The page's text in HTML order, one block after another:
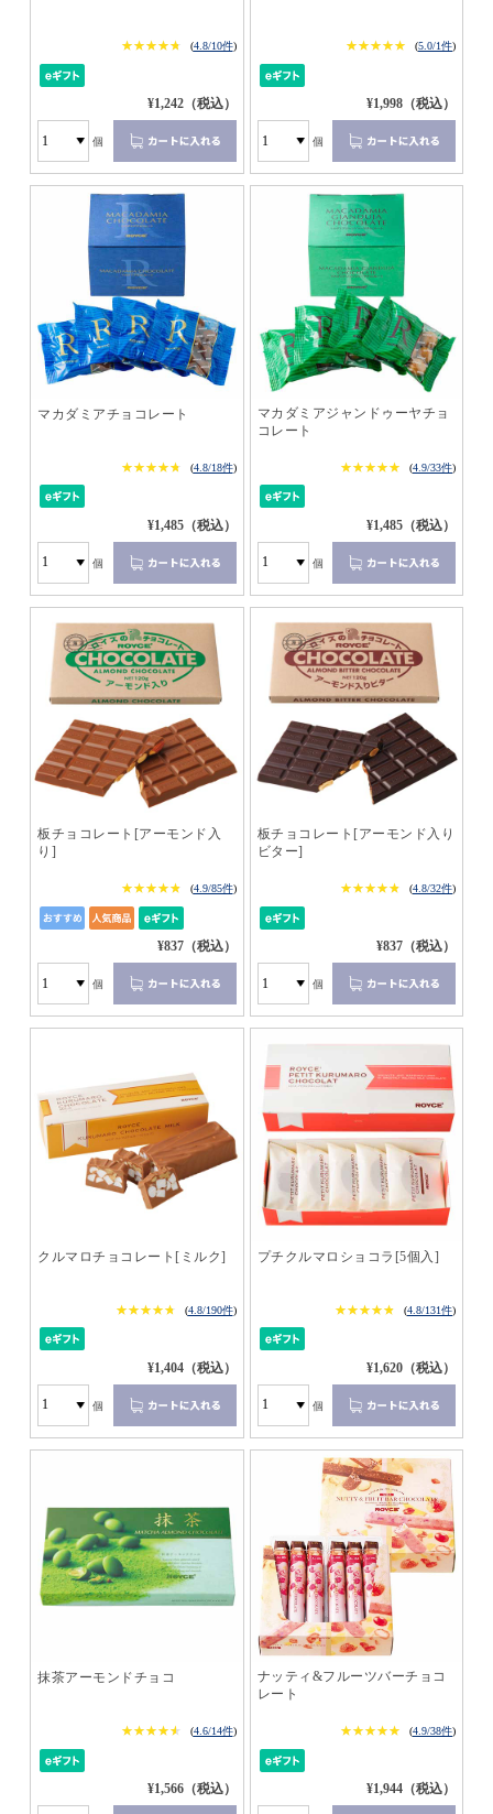
★★★★★
★★★★★ (4.8/10件)
¥1,242（税込）
個
★★★★★
★★★★★ (5.0/1件)
¥1,998（税込）
個
マカダミアチョコレート
★★★★★
★★★★★ (4.8/18件)
¥1,485（税込）
個
マカダミアジャンドゥーヤチョ
コレート
★★★★★
★★★★★ (4.9/33件)
¥1,485（税込）
個
板チョコレート[アーモンド入
り]
★★★★★
★★★★★ (4.9/85件)
¥837（税込）
個
板チョコレート[アーモンド入り
ビター]
★★★★★
★★★★★ (4.8/32件)
¥837（税込）
個
クルマロチョコレート[ミルク]
★★★★★
★★★★★ (4.8/190件)
¥1,404（税込）
個
プチクルマロショコラ[5個入]
★★★★★
★★★★★ (4.8/131件)
¥1,620（税込）
個
抹茶アーモンドチョコ
★★★★★
★★★★★ (4.6/14件)
¥1,566（税込）
ナッティ&フルーツバーチョコ
レート
★★★★★
★★★★★ (4.9/38件)
¥1,944（税込）